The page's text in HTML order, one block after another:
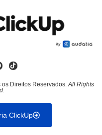
os Direitos Reservados.All Rights
ClickUp